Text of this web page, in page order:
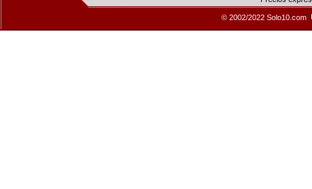
© 2002/2022 Solo10.com